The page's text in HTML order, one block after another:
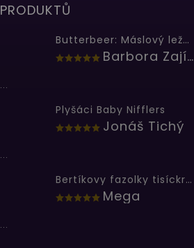
PRODUKTŮ
Butterbeer: Máslový ležák
Barbora Zajícová
...
Plyšáci Baby Nifflers
Jonáš Tichý
...
Bertíkovy fazolky tisíckrát jinak
Mega
...